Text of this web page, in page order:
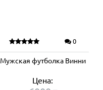
0
Мужская футболка Винни
Цена: